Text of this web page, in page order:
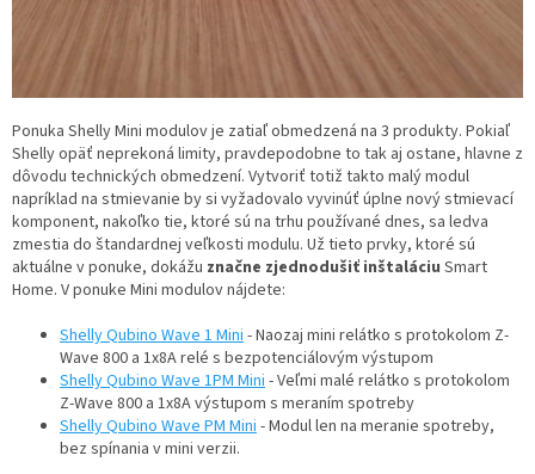
Ponuka Shelly Mini modulov je zatiaľ obmedzená na 3 produkty. Pokiaľ
Shelly opäť neprekoná limity, pravdepodobne to tak aj ostane, hlavne z
dôvodu technických obmedzení. Vytvoriť totiž takto malý modul
napríklad na stmievanie by si vyžadovalo vyvinúť úplne nový stmievací
komponent, nakoľko tie, ktoré sú na trhu používané dnes, sa ledva
zmestia do štandardnej veľkosti modulu. Už tieto prvky, ktoré sú
aktuálne v ponuke, dokážu značne zjednodušiť inštaláciu Smart
Home. V ponuke Mini modulov nájdete:
Shelly Qubino Wave 1 Mini - Naozaj mini relátko s protokolom Z-
Wave 800 a 1x8A relé s bezpotenciálovým výstupom
Shelly Qubino Wave 1PM Mini - Veľmi malé relátko s protokolom
Z-Wave 800 a 1x8A výstupom s meraním spotreby
Shelly Qubino Wave PM Mini - Modul len na meranie spotreby,
bez spínania v mini verzii.